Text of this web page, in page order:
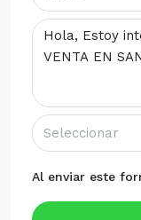
Seleccionar
Al enviar este